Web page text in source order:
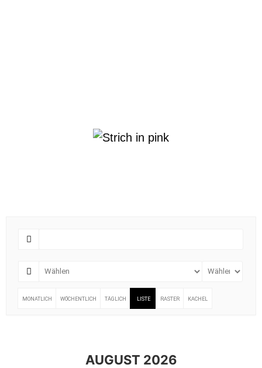
MONATLICH WÖCHENTLICH TÄGLICH LISTE RASTER KACHEL
AUGUST 2026